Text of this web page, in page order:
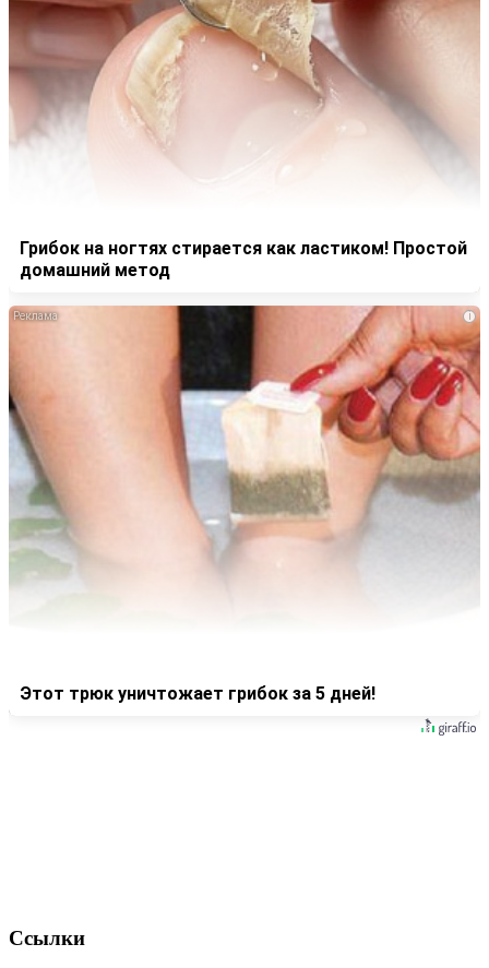
Грибок на ногтях стирается как ластиком! Простой
домашний метод
i
Этот трюк уничтожает грибок за 5 дней!
Ссылки